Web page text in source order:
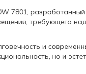
7801,
требующего
и
но и